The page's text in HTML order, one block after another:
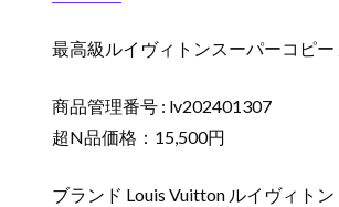
最高級ルイヴィトンスーパーコピ
商品管理番号 : lv202401307
超N品価格：15,500円
ブランド Louis Vuitton ルイヴィトン